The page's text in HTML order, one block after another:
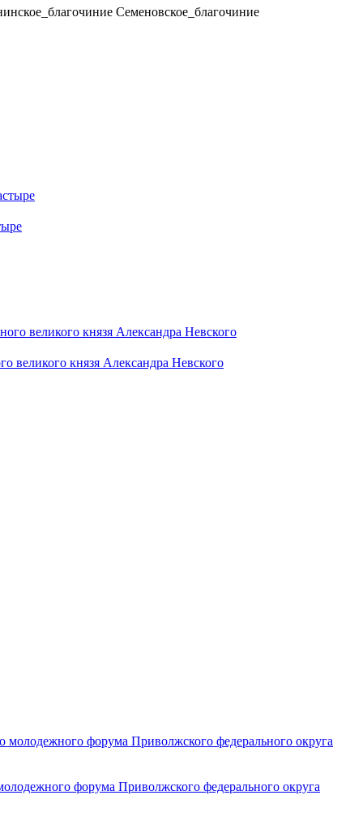
Семеновское_благочиние
великого князя Александра Невского
форума Приволжского федерального округа